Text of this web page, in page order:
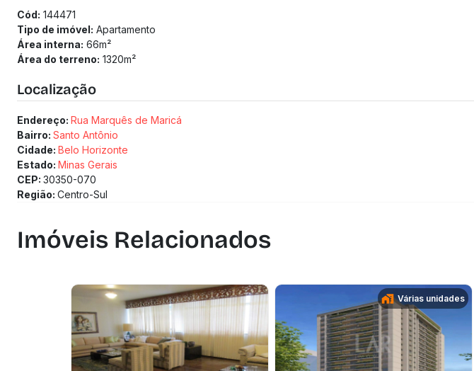
Medidor de gás individualizado
Taxa de enxoval: R$ 60.861
Cód: 144471
Tipo de imóvel: Apartamento
Área interna: 66m²
Área do terreno: 1320m²
Localização
Endereço: Rua Marquês de Maricá
Bairro: Santo Antônio
Cidade: Belo Horizonte
Estado: Minas Gerais
CEP: 30350-070
Região: Centro-Sul
Imóveis Relacionados
Várias unidades